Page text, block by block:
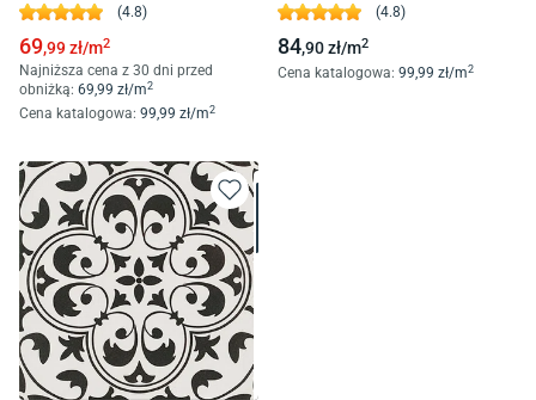
(4.8)
69,99zł/m2
Najniższa cena z 30 dni przed
obniżką: 69,99 zł/m2
Cena katalogowa: 99,99 zł/m2
(4.8)
84,90zł/m2
Cena katalogowa: 99,99 zł/m2